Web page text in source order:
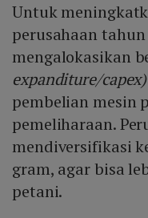
Untuk
perusahaan
mengalokasikan
expanditure/capex)
pembelian mesin
pemeliharaan.
mendiversifikasi
gram, agar bisa
petani.